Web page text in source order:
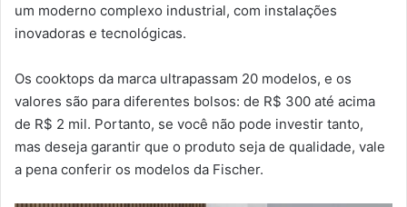
um moderno complexo industrial, com instalações
inovadoras e tecnológicas.
Os cooktops da marca ultrapassam 20 modelos, e os
valores são para diferentes bolsos: de R$ 300 até acima
de R$ 2 mil. Portanto, se você não pode investir tanto,
mas deseja garantir que o produto seja de qualidade, vale
a pena conferir os modelos da Fischer.